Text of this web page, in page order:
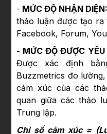
- MỨC ĐỘ NHẬN DIỆN:
thảo luận được tạo ra
Facebook, Forum,
- MỨC ĐỘ ĐƯỢC YÊU
Được xác định
Buzzmetrics đo
cảm xúc của các
quan giữa các thảo
Trung lập.
Chỉ số cảm xúc =